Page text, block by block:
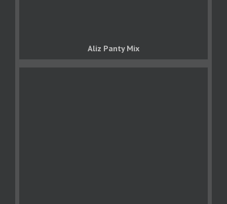
Aliz Panty Mix